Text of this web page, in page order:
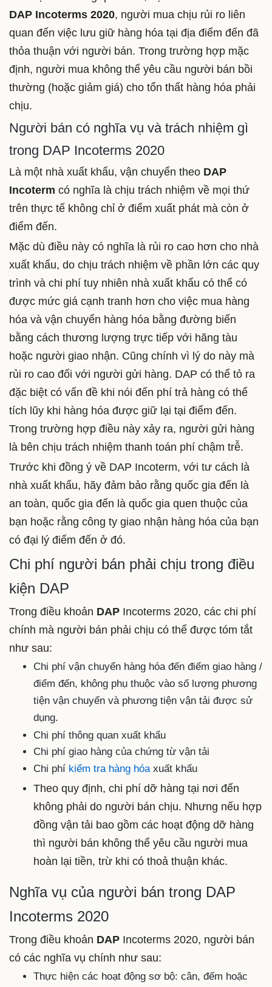
DAP Incoterms 2020, người mua chịu rủi ro liên
quan đến việc lưu giữ hàng hóa tại địa điểm đến đã
thỏa thuận với người bán. Trong trường hợp mặc
định, người mua không thể yêu cầu người bán bồi
thường (hoặc giảm giá) cho tổn thất hàng hóa phải
chịu.
Người bán có nghĩa vụ và trách nhiệm gì
trong DAP Incoterms 2020
Là một nhà xuất khẩu, vận chuyển theo DAP
Incoterm có nghĩa là chịu trách nhiệm về mọi thứ
trên thực tế không chỉ ở điểm xuất phát mà còn ở
điểm đến.
Mặc dù điều này có nghĩa là rủi ro cao hơn cho nhà
xuất khẩu, do chịu trách nhiệm về phần lớn các quy
trình và chi phí tuy nhiên nhà xuất khẩu có thể có
được mức giá cạnh tranh hơn cho việc mua hàng
hóa và vận chuyển hàng hóa bằng đường biển
bằng cách thương lượng trực tiếp với hãng tàu
hoặc người giao nhận. Cũng chính vì lý do này mà
rủi ro cao đối với người gửi hàng. DAP có thể tỏ ra
đặc biệt có vấn đề khi nói đến phí trả hàng có thể
tích lũy khi hàng hóa được giữ lại tại điểm đến.
Trong trường hợp điều này xảy ra, người gửi hàng
là bên chịu trách nhiệm thanh toán phí chậm trễ.
Trước khi đồng ý về DAP Incoterm, với tư cách là
nhà xuất khẩu, hãy đảm bảo rằng quốc gia đến là
an toàn, quốc gia đến là quốc gia quen thuộc của
bạn hoặc rằng công ty giao nhận hàng hóa của bạn
có đại lý điểm đến ở đó.
Chi phí người bán phải chịu trong điều
kiện DAP
Trong điều khoản DAP Incoterms 2020, các chi phí
chính mà người bán phải chịu có thể được tóm tắt
như sau:
Chi phí vận chuyển hàng hóa đến điểm giao hàng /
điểm đến, không phụ thuộc vào số lượng phương
tiện vận chuyển và phương tiện vận tải được sử
dụng.
Chi phí thông quan xuất khẩu
Chi phí giao hàng của chứng từ vận tải
Chi phí kiểm tra hàng hóaxuất khẩu
Theo quy định, chi phí dỡ hàng tại nơi đến
không phải do người bán chịu. Nhưng nếu hợp
đồng vận tải bao gồm các hoạt động dỡ hàng
thì người bán không thể yêu cầu người mua
hoàn lại tiền, trừ khi có thoả thuận khác.
Nghĩa vụ của người bán trong DAP
Incoterms 2020
Trong điều khoản DAP Incoterms 2020, người bán
có các nghĩa vụ chính như sau:
Thực hiện các hoạt động sơ bộ: cân, đếm hoặc